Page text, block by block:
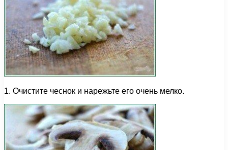
1. Очистите чеснок и нарежьте его очень мелко.